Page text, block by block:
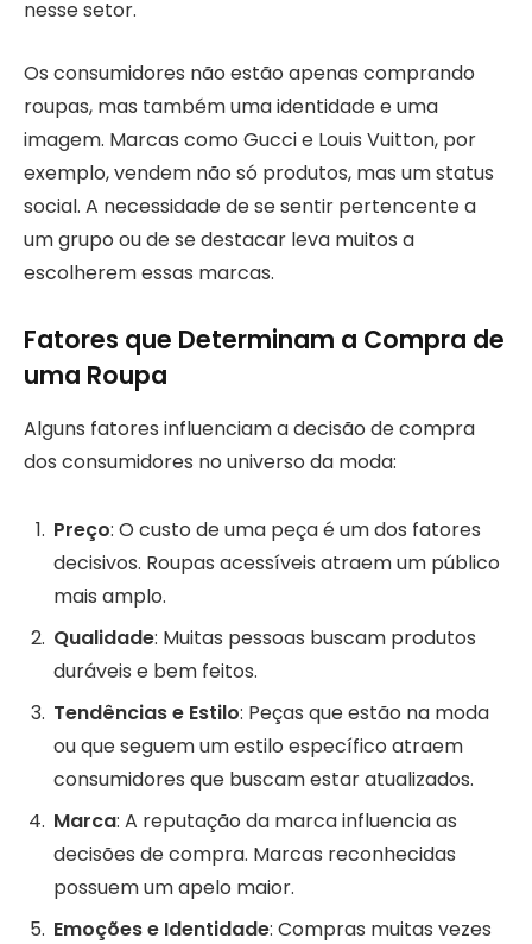
nesse setor.
Os consumidores não estão apenas comprando
roupas, mas também uma identidade e uma
imagem. Marcas como Gucci e Louis Vuitton, por
exemplo, vendem não só produtos, mas um status
social. A necessidade de se sentir pertencente a
um grupo ou de se destacar leva muitos a
escolherem essas marcas.
Fatores que Determinam a Compra de
uma Roupa
Alguns fatores influenciam a decisão de compra
dos consumidores no universo da moda:
Preço: O custo de uma peça é um dos fatores
decisivos. Roupas acessíveis atraem um público
mais amplo.
Qualidade: Muitas pessoas buscam produtos
duráveis e bem feitos.
Tendências e Estilo: Peças que estão na moda
ou que seguem um estilo específico atraem
consumidores que buscam estar atualizados.
Marca: A reputação da marca influencia as
decisões de compra. Marcas reconhecidas
possuem um apelo maior.
Emoções e Identidade: Compras muitas vezes